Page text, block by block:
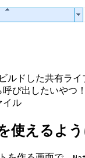
ルドした共有ラ
呼び出したいやつ！
イル
使えるよ